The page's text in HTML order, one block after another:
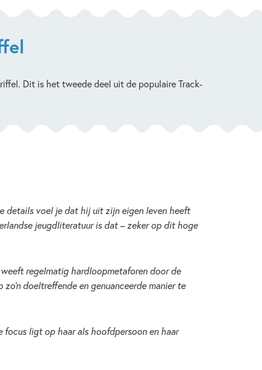
Dit is het tweede deel uit de populaire Track-
details voel je dat hij uit zijn eigen leven heeft
jeugdliteratuur is dat – zeker op dit hoge
regelmatig hardloopmetaforen door de
doeltreffende en genuanceerde manier te
ligt op haar als hoofdpersoon en haar